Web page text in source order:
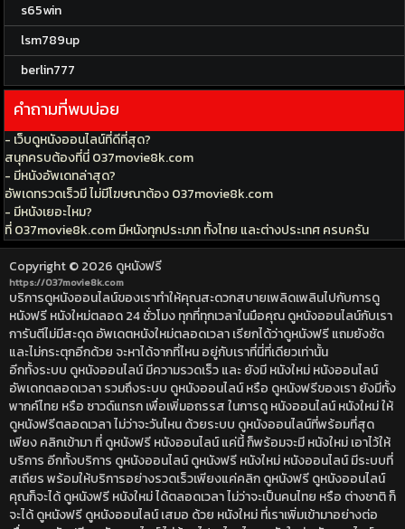
s65win
lsm789up
berlin777
คำถามที่พบบ่อย
- เว็บดูหนังออนไลน์ที่ดีที่สุด?
สนุกครบต้องที่นี่ 037movie8k.com
- มีหนังอัพเดทล่าสุด?
อัพเดทรวดเร็วมี ไม่มีโฆษณาต้อง 037movie8k.com
- มีหนังเยอะไหม?
ที่ 037movie8k.com มีหนังทุกประเภท ทั้งไทย และต่างประเทศ ครบครัน
Copyright © 2026 ดูหนังฟรี
https://037movie8k.com
บริการดูหนังออนไลน์ของเราทำให้คุณสะดวกสบายเพลิดเพลินไปกับการดู
หนังฟรี หนังใหม่ตลอด 24 ชั่วโมง ทุกที่ทุกเวลาในมือคุณ ดูหนังออนไลน์กับเรา
การันตีไม่มีสะดุด อัพเดตหนังใหม่ตลอดเวลา เรียกได้ว่าดูหนังฟรี แถมยังชัด
และไม่กระตุกอีกด้วย จะหาได้จากที่ไหน อยู่กับเราที่นี่ที่เดียวเท่านั้น
อีกทั้งระบบ ดูหนังออนไลน์ มีความรวดเร็ว และ ยังมี หนังใหม่ หนังออนไลน์
อัพเดทตลอดเวลา รวมถึงระบบ ดูหนังออนไลน์ หรือ ดูหนังฟรีของเรา ยังมีทั้ง
พากค์ไทย หรือ ซาวด์แทรก เพื่อเพิ่มอถรรส ในการดู หนังออนไลน์ หนังใหม่ ให้
ดูหนังฟรีตลอดเวลา ไม่ว่าจะวันไหน ด้วยระบบ ดูหนังออนไลน์ที่พร้อมที่สุด
เพียง คลิกเข้ามา ที่ ดูหนังฟรี หนังออนไลน์ แค่นี้ ก็พร้อมจะมี หนังใหม่ เอาไว้ให้
บริการ อีกทั้งบริการ ดูหนังออนไลน์ ดูหนังฟรี หนังใหม่ หนังออนไลน์ มีระบบที่
สเถียร พร้อมให้บริการอย่างรวดเร็วเพียงแค่คลิก ดูหนังฟรี ดูหนังออนไลน์
คุณก็จะได้ ดูหนังฟรี หนังใหม่ ได้ตลอดเวลา ไม่ว่าจะเป็นคนไทย หรือ ต่างชาติ ก็
จะได้ ดูหนังฟรี ดูหนังออนไลน์ เสมอ ด้วย หนังใหม่ ที่เราเพิ่มเข้ามาอย่างต่อ